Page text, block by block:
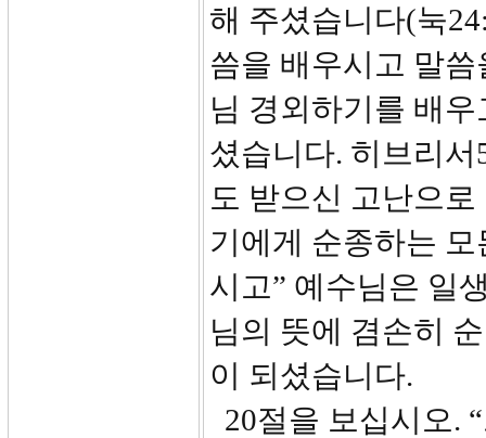
해 주셨습니다(눅
씀을 배우시고 말
님 경외하기를 배
셨습니다. 히브리
도 받으신 고난으
기에게 순종하는
시고” 예수님은 일
님의 뜻에 겸손히
이 되셨습니다.
20절을 보십시오.